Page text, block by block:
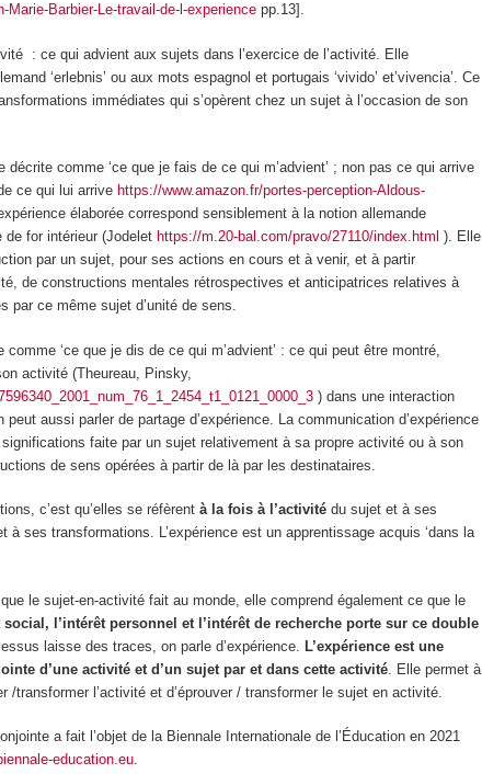
Barbier-Le-travail-de-l-experience pp.13].
: ce qui advient aux sujets dans l’exercice de l’activité. Elle
‘erlebnis’ ou aux mots espagnol et portugais ‘vivido’ et’vivencia’. Ce
immédiates qui s’opèrent chez un sujet à l’occasion de son
décrite comme ‘ce que je fais de ce qui m’advient’ ; non pas ce qui arrive
ce qui lui arrive https://www.amazon.fr/portes-perception-Aldous-
élaborée correspond sensiblement à la notion allemande
de for intérieur (Jodelet https://m.20-bal.com/pravo/27110/index.html ). Elle
par un sujet, pour ses actions en cours et à venir, et à partir
de constructions mentales rétrospectives et anticipatrices relatives à
par ce même sujet d’unité de sens.
comme ‘ce que je dis de ce qui m’advient’ : ce qui peut être montré,
activité (Theureau, Pinsky,
) dans une interaction
aussi parler de partage d’expérience. La communication d’expérience
faite par un sujet relativement à sa propre activité ou à son
de sens opérées à partir de là par les destinataires.
c’est qu’elles se réfèrentà la fois à l’activité du sujet et à ses
à ses transformations. L’expérience est un apprentissage acquis ‘dans la
que le sujet-en-activité fait au monde, elle comprend également ce que le
social, l’intérêt personnel et l’intérêt de recherche porte sur ce double
laisse des traces, on parle d’expérience.
L’expérience est une
d’une activité et d’un sujet par et dans cette activité . Elle permet à
/transformer l’activité et d’éprouver / transformer le sujet en activité.
a fait l’objet de la Biennale Internationale de l’Éducation en 2021
education.eu.